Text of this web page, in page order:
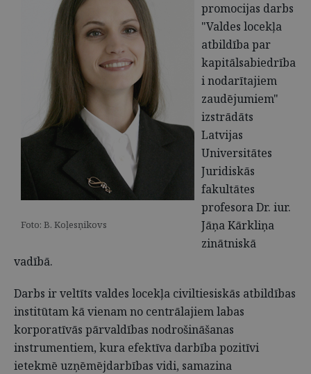
Foto: B. Koļesņikovs
promocijas darbs
"Valdes locekļa
atbildība par
kapitālsabiedrība
i nodarītajiem
zaudējumiem"
izstrādāts
Latvijas
Universitātes
Juridiskās
fakultātes
profesora Dr. iur.
Jāņa Kārkliņa
zinātniskā
vadībā.
Darbs ir veltīts valdes locekļa civiltiesiskās atbildības
institūtam kā vienam no centrālajiem labas
korporatīvās pārvaldības nodrošināšanas
instrumentiem, kura efektīva darbība pozitīvi
ietekmē uzņēmējdarbības vidi, samazina